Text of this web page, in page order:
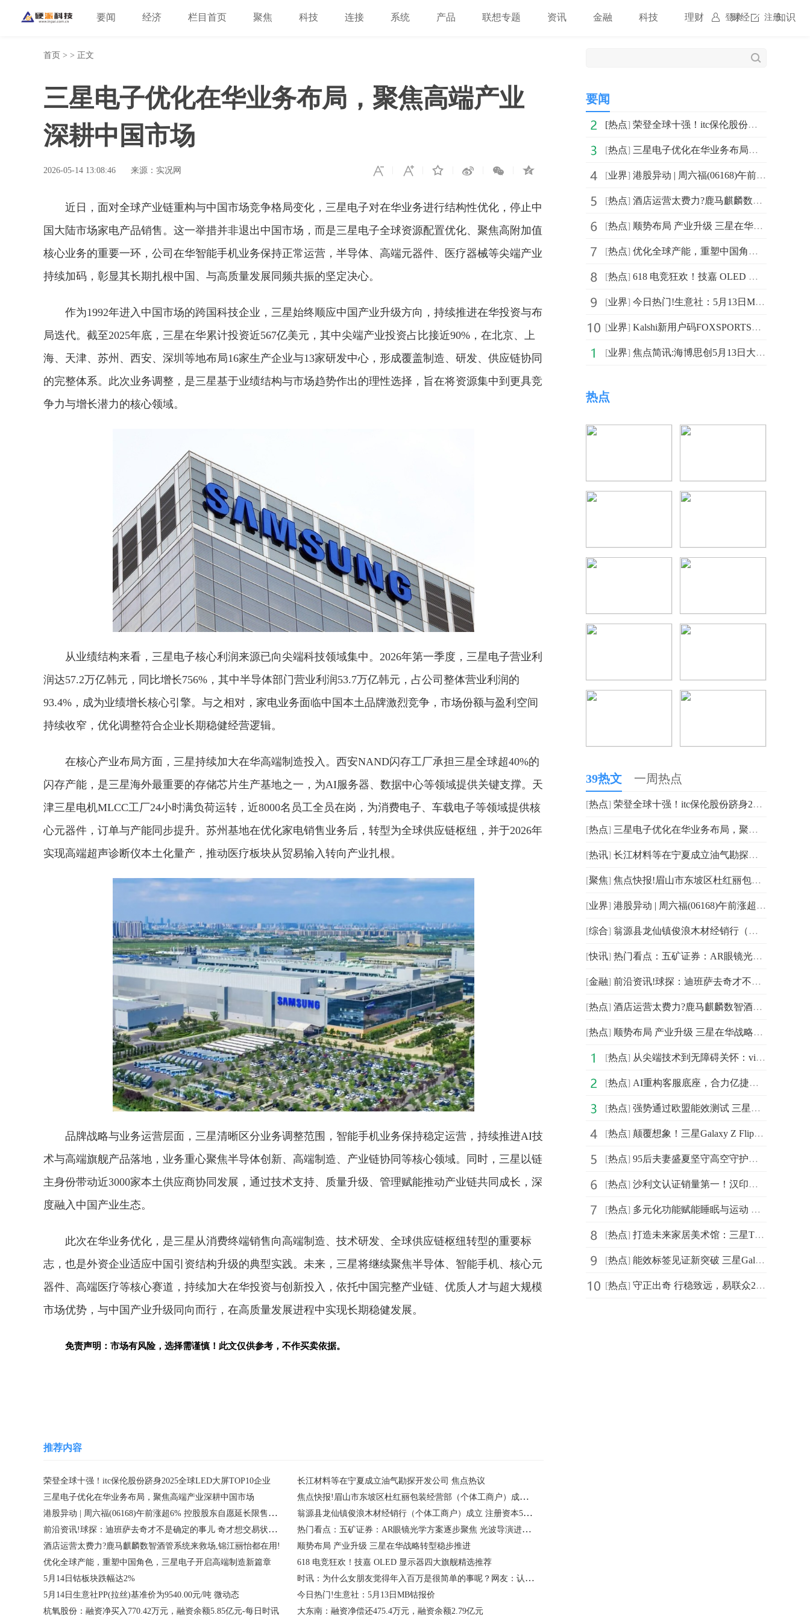
登录 注册
要闻 经济 栏目首页 聚焦 科技 连接 系统 产品 联想专题 资讯 金融 科技 理财 财经 知识
首页 > > 正文
三星电子优化在华业务布局，聚焦高端产业
深耕中国市场
2026-05-14 13:08:46 来源：实况网
近日，面对全球产业链重构与中国市场竞争格局变化，三星电子对在华业务进行结构性优化，停止中
国大陆市场家电产品销售。这一举措并非退出中国市场，而是三星电子全球资源配置优化、聚焦高附加值
核心业务的重要一环，公司在华智能手机业务保持正常运营，半导体、高端元器件、医疗器械等尖端产业
持续加码，彰显其长期扎根中国、与高质量发展同频共振的坚定决心。
作为1992年进入中国市场的跨国科技企业，三星始终顺应中国产业升级方向，持续推进在华投资与布
局迭代。截至2025年底，三星在华累计投资近567亿美元，其中尖端产业投资占比接近90%，在北京、上
海、天津、苏州、西安、深圳等地布局16家生产企业与13家研发中心，形成覆盖制造、研发、供应链协同
的完整体系。此次业务调整，是三星基于业绩结构与市场趋势作出的理性选择，旨在将资源集中到更具竞
争力与增长潜力的核心领域。
从业绩结构来看，三星电子核心利润来源已向尖端科技领域集中。2026年第一季度，三星电子营业利
润达57.2万亿韩元，同比增长756%，其中半导体部门营业利润53.7万亿韩元，占公司整体营业利润的
93.4%，成为业绩增长核心引擎。与之相对，家电业务面临中国本土品牌激烈竞争，市场份额与盈利空间
持续收窄，优化调整符合企业长期稳健经营逻辑。
在核心产业布局方面，三星持续加大在华高端制造投入。西安NAND闪存工厂承担三星全球超40%的
闪存产能，是三星海外最重要的存储芯片生产基地之一，为AI服务器、数据中心等领域提供关键支撑。天
津三星电机MLCC工厂24小时满负荷运转，近8000名员工全员在岗，为消费电子、车载电子等领域提供核
心元器件，订单与产能同步提升。苏州基地在优化家电销售业务后，转型为全球供应链枢纽，并于2026年
实现高端超声诊断仪本土化量产，推动医疗板块从贸易输入转向产业扎根。
品牌战略与业务运营层面，三星清晰区分业务调整范围，智能手机业务保持稳定运营，持续推进AI技
术与高端旗舰产品落地，业务重心聚焦半导体创新、高端制造、产业链协同等核心领域。同时，三星以链
主身份带动近3000家本土供应商协同发展，通过技术支持、质量升级、管理赋能推动产业链共同成长，深
度融入中国产业生态。
此次在华业务优化，是三星从消费终端销售向高端制造、技术研发、全球供应链枢纽转型的重要标
志，也是外资企业适应中国引资结构升级的典型实践。未来，三星将继续聚焦半导体、智能手机、核心元
器件、高端医疗等核心赛道，持续加大在华投资与创新投入，依托中国完整产业链、优质人才与超大规模
市场优势，与中国产业升级同向而行，在高质量发展进程中实现长期稳健发展。
免责声明：市场有风险，选择需谨慎！此文仅供参考，不作买卖依据。
推荐内容
荣登全球十强！itc保伦股份跻身2025全球LED大屏TOP10企业
长江材料等在宁夏成立油气勘探开发公司 焦点热议
三星电子优化在华业务布局，聚焦高端产业深耕中国市场
焦点快报!眉山市东坡区杜红丽包装经营部（个体工商户）成立 注册资本6万人民币
港股异动 | 周六福(06168)午前涨超6% 控股股东自愿延长限售期 一季度纯利同比增近三成
翁源县龙仙镇俊浪木材经销行（个体工商户）成立 注册资本5万人民币
前沿资讯!球探：迪班萨去奇才不是确定的事儿 奇才想交易状元签？
热门看点：五矿证券：AR眼镜光学方案逐步聚焦 光波导演进、材料革新与微显示升级
酒店运营太费力?鹿马麒麟数智酒管系统来救场,锦江丽怡都在用!
顺势布局 产业升级 三星在华战略转型稳步推进
优化全球产能，重塑中国角色，三星电子开启高端制造新篇章
618 电竞狂欢！技嘉 OLED 显示器四大旗舰精选推荐
5月14日钴板块跌幅达2%
时讯：为什么女朋友觉得年入百万是很简单的事呢？网友：认知不够
5月14日生意社PP(拉丝)基准价为9540.00元/吨 微动态
今日热门!生意社：5月13日MB钴报价
杭氧股份：融资净买入770.42万元，融资余额5.85亿元-每日时讯
大东南：融资净偿还475.4万元，融资余额2.79亿元
要闻
[热点] 荣登全球十强！itc保伦股份跻身2025全球LED大屏TOP10企业
[热点] 三星电子优化在华业务布局，聚焦高端产业深耕中国市场
[业界] 港股异动 | 周六福(06168)午前涨超6% 控股股东自愿延长限售期 一季度纯利同比增近三成
[热点] 酒店运营太费力?鹿马麒麟数智酒管系统来救场,锦江丽怡都在用!
[热点] 顺势布局 产业升级 三星在华战略转型稳步推进
[热点] 优化全球产能，重塑中国角色，三星电子开启高端制造新篇章
[热点] 618 电竞狂欢！技嘉 OLED 显示器四大旗舰精选推荐
[业界] 今日热门!生意社：5月13日MB钴报价
[业界] Kalshi新用户码FOXSPORTS领10美元 骑士活塞G5开打
[业界] 焦点简讯:海博思创5月13日大宗交易成交1280.35万元
热点
39热文 一周热点
[热点] 荣登全球十强！itc保伦股份跻身2025全球LED大屏TOP10企业
[热点] 三星电子优化在华业务布局，聚焦高端产业深耕中国市场
[热讯] 长江材料等在宁夏成立油气勘探开发公司 焦点热议
[聚焦] 焦点快报!眉山市东坡区杜红丽包装经营部（个体工商户）成立 注册资本6万人民币
[业界] 港股异动 | 周六福(06168)午前涨超6% 控股股东自愿延长限售期 一季度纯利同比增近三成
[综合] 翁源县龙仙镇俊浪木材经销行（个体工商户）成立 注册资本5万人民币
[快讯] 热门看点：五矿证券：AR眼镜光学方案逐步聚焦 光波导演进、材料革新与微显示升级
[金融] 前沿资讯!球探：迪班萨去奇才不是确定的事儿 奇才想交易状元签？
[热点] 酒店运营太费力?鹿马麒麟数智酒管系统来救场,锦江丽怡都在用!
[热点] 顺势布局 产业升级 三星在华战略转型稳步推进
[热点] 从尖端技术到无障碍关怀：vivo携多项创新成果亮相联通合作伙伴大会
[热点] AI重构客服底座，合力亿捷入选《2025中国企业数智化转型升级服务全景图》
[热点] 强势通过欧盟能效测试 三星Galaxy Z Flip7|Z Flip7 FE耐用性太出色
[热点] 颠覆想象！三星Galaxy Z Flip7灵活拍摄方式让创作更自由、更简单
[热点] 95后夫妻盛夏坚守高空守护万家清凉 京东以旧换新享国补再送外卖券
[热点] 沙利文认证销量第一！汉印便携A4打印机如何引爆新蓝海
[热点] 多元化功能赋能睡眠与运动 三星Galaxy Watch8系列初体验
[热点] 打造未来家居美术馆：三星The Frame画壁艺术电视凭何成为客厅空间主角？
[热点] 能效标签见证新突破 三星Galaxy Z Flip7系列带给用户更安心的体验
[热点] 守正出奇 行稳致远，易联众2025年度年中工作会议顺利召开